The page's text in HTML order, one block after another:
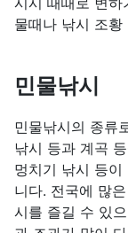
물때나 낚시 조
민물낚시
민물낚시의 종류
낚시 등과 계곡
멍치기 낚시 등
니다. 전국에 많
시를 즐길 수 있